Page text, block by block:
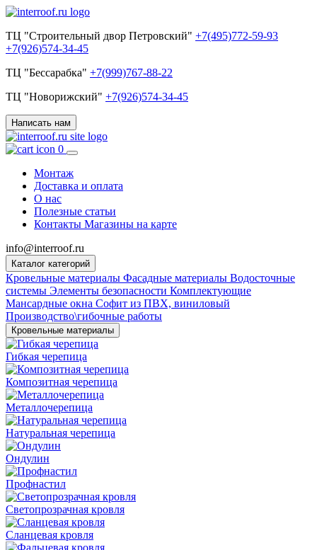
ТЦ "Строительный двор Петровский" +7(495)772-59-93
+7(926)574-34-45
ТЦ "Бессарабка" +7(999)767-88-22
ТЦ "Новорижский" +7(926)574-34-45
Написать нам
0
Монтаж
Доставка и оплата
О нас
Полезные статьи
Контакты Магазины на карте
info@interroof.ru
Каталог категорий
Кровельные материалы Фасадные материалы Водосточные
системы Элементы безопасности Комплектующие
Мансардные окна Софит из ПВХ, виниловый
Производство\гибочные работы
Кровельные материалы
Гибкая черепица
Композитная черепица
Металлочерепица
Натуральная черепица
Ондулин
Профнастил
Светопрозрачная кровля
Сланцевая кровля